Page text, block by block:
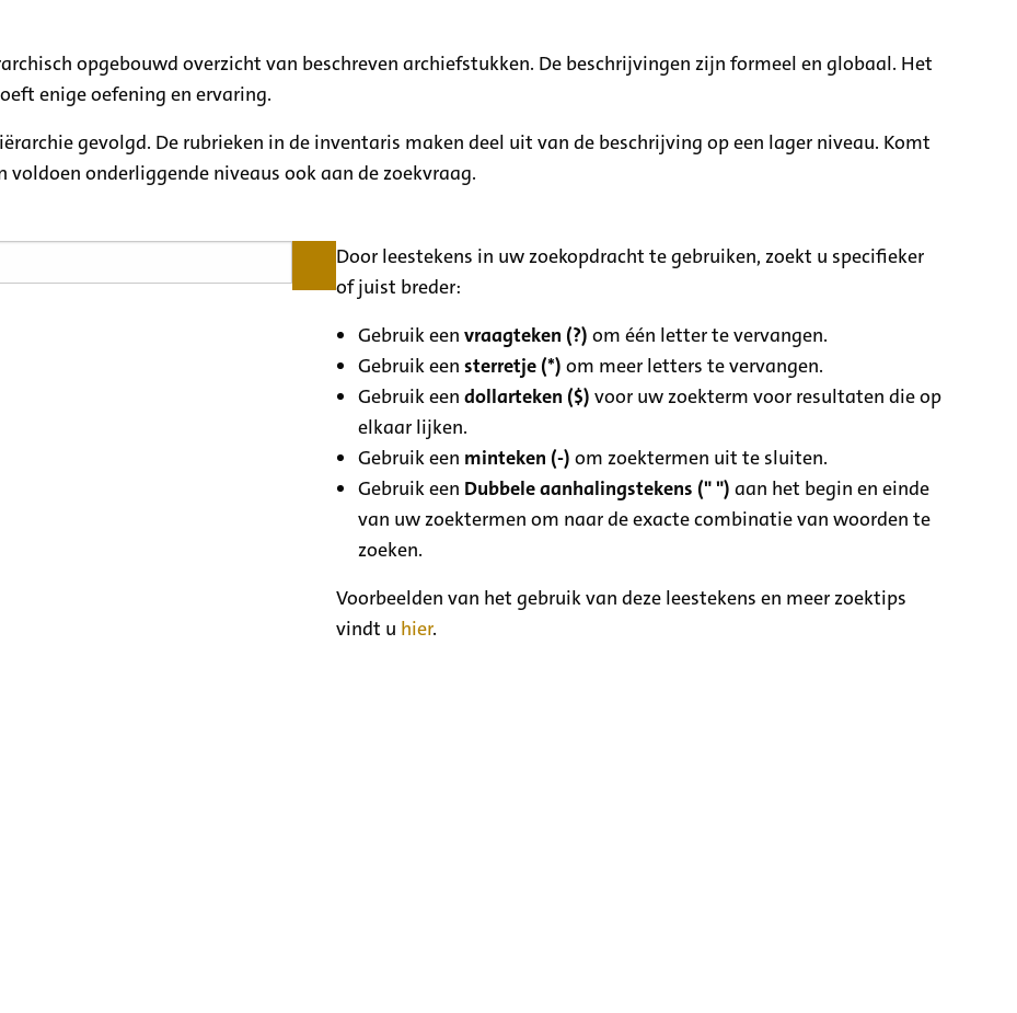
opgebouwd overzicht van beschreven archiefstukken. De beschrijvingen zijn formeel en globaal. Het
enige oefening en ervaring.
gevolgd. De rubrieken in de inventaris maken deel uit van de beschrijving op een lager niveau. Komt
voldoen onderliggende niveaus ook aan de zoekvraag.
Door leestekens in uw zoekopdracht te gebruiken, zoekt u specifieker
of juist breder:
Gebruik eenvraagteken (?) om één letter te vervangen.
Gebruik eensterretje (*) om meer letters te vervangen.
Gebruik eendollarteken ($) voor uw zoekterm voor resultaten die op
elkaar lijken.
Gebruik een minteken (-) om zoektermen uit te sluiten.
Gebruik een Dubbele aanhalingstekens (" ") aan het begin en einde
van uw zoektermen om naar de exacte combinatie van woorden te
zoeken.
Voorbeelden van het gebruik van deze leestekens en meer zoektips
vindt u hier.